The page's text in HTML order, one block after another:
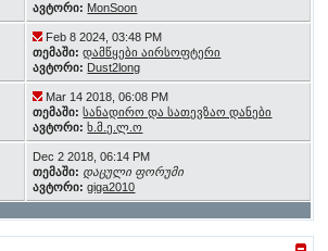
ავტორი: MonSoon
Feb 8 2024, 03:48 PM
თემაში: დამწყები აირსოფტერი
ავტორი: Dust2long
Mar 14 2018, 06:08 PM
თემაში: სანადირო და სათევზაო დანები
ავტორი: ხ.მ.ე.ლ.ო
Dec 2 2018, 06:14 PM
თემაში: დაცული ფორუმი
ავტორი: giga2010